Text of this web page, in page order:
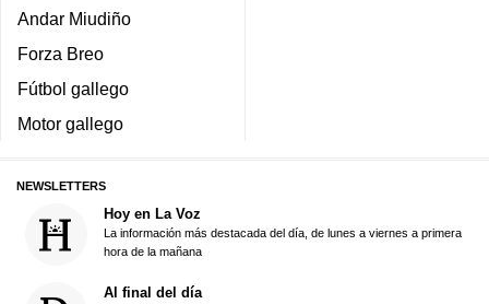
Andar Miudiño
Forza Breo
Fútbol gallego
Motor gallego
NEWSLETTERS
Hoy en La Voz
La información más destacada del día, de lunes a viernes a primera
hora de la mañana
Al final del día